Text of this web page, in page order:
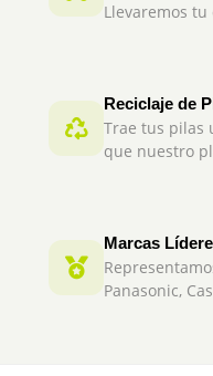
Llevaremos
Reciclaje de
Trae tus pilas
que nuestro
Marcas
Panasonic,